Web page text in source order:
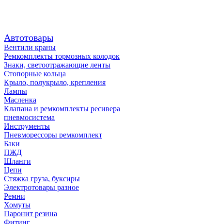
Автотовары
Вентили краны
Ремкомплекты тормозных колодок
Знаки, светоотражающие ленты
Стопорные кольца
Крыло, полукрыло, крепления
Лампы
Масленка
Клапана и ремкомплекты ресивера
пневмосистема
Инструменты
Пневморессоры ремкомплект
Баки
ПЖД
Шланги
Цепи
Стяжка груза, буксиры
Электротовары разное
Ремни
Хомуты
Паронит резина
Фитинг